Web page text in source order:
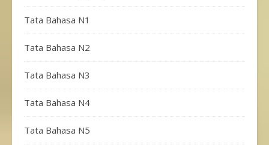
Tata Bahasa N1
Tata Bahasa N2
Tata Bahasa N3
Tata Bahasa N4
Tata Bahasa N5